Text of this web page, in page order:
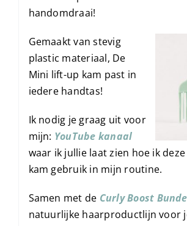
handomdraai!
Gemaakt van stevig
plastic materiaal, De
Mini lift-up kam past in
iedere handtas!
Ik nodig je graag uit voor
mijn: YouTube kanaal
waar ik jullie laat zien hoe ik
kam gebruik in mijn routine.
Samen met de Curly Boost
natuurlijke haarproductlijn voor